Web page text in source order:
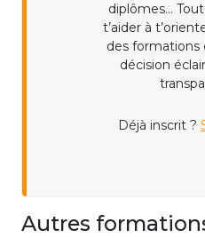
diplômes...
t’aider à
des formations
décision
Déjà inscrit ?
Autres